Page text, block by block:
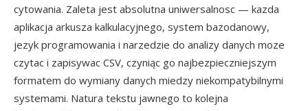
cytowania. Zaleta jest absolutna uniwersalnosc — kazda
aplikacja arkusza kalkulacyjnego, system bazodanowy,
jezyk programowania i narzedzie do analizy danych moze
czytac i zapisywac CSV, czyniąc go najbezpieczniejszym
formatem do wymiany danych miedzy niekompatybilnymi
systemami. Natura tekstu jawnego to kolejna